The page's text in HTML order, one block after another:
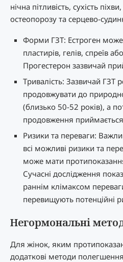
нічна пітливість, сухість
остеопорозу та серцево-
Форми ГЗТ: Естроген
пластирів, гелів, спреїв
Прогестерон зазвичай
Тривалість: Зазвичай ГЗТ
продовжувати до
(близько 50-52 років), а
продовження приймається
Ризики та переваги:
всі можливі ризики та
може мати
Сучасні дослідження
раннім клімаксом
перевищують потенційні
Негормональні
Для жінок, яким
додаткові методи